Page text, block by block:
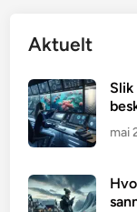
Aktuelt
mai